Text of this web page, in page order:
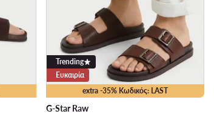
extra -35% Κωδικός: LAST
Trending
Ευκαιρία
G-Star Raw